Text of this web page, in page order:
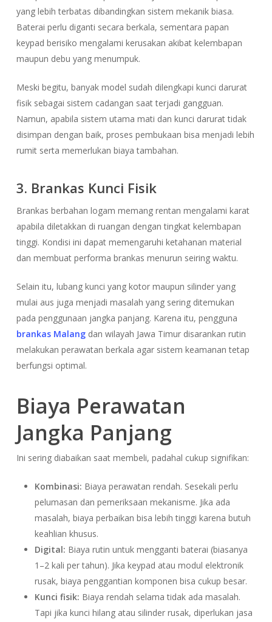
yang lebih terbatas dibandingkan sistem mekanik biasa.
Baterai perlu diganti secara berkala, sementara papan
keypad berisiko mengalami kerusakan akibat kelembapan
maupun debu yang menumpuk.
Meski begitu, banyak model sudah dilengkapi kunci darurat
fisik sebagai sistem cadangan saat terjadi gangguan.
Namun, apabila sistem utama mati dan kunci darurat tidak
disimpan dengan baik, proses pembukaan bisa menjadi lebih
rumit serta memerlukan biaya tambahan.
3. Brankas Kunci Fisik
Brankas berbahan logam memang rentan mengalami karat
apabila diletakkan di ruangan dengan tingkat kelembapan
tinggi. Kondisi ini dapat memengaruhi ketahanan material
dan membuat performa brankas menurun seiring waktu.
Selain itu, lubang kunci yang kotor maupun silinder yang
mulai aus juga menjadi masalah yang sering ditemukan
pada penggunaan jangka panjang. Karena itu, pengguna
brankas Malangdan wilayah Jawa Timur disarankan rutin
melakukan perawatan berkala agar sistem keamanan tetap
berfungsi optimal.
Biaya Perawatan
Jangka Panjang
Ini sering diabaikan saat membeli, padahal cukup signifikan:
Kombinasi: Biaya perawatan rendah. Sesekali perlu
pelumasan dan pemeriksaan mekanisme. Jika ada
masalah, biaya perbaikan bisa lebih tinggi karena butuh
keahlian khusus.
Digital: Biaya rutin untuk mengganti baterai (biasanya
1–2 kali per tahun). Jika keypad atau modul elektronik
rusak, biaya penggantian komponen bisa cukup besar.
Kunci fisik: Biaya rendah selama tidak ada masalah.
Tapi jika kunci hilang atau silinder rusak, diperlukan jasa